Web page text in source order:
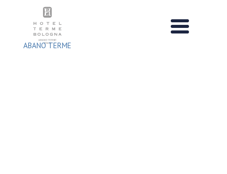
contenuto
ABANO TERME